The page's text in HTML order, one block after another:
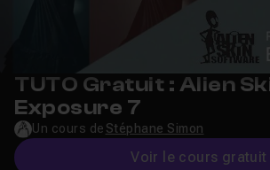
TUTO Gratuit : Alien
Exposure 7
Un cours de Stéphane Simon
Voir le cours gratuit